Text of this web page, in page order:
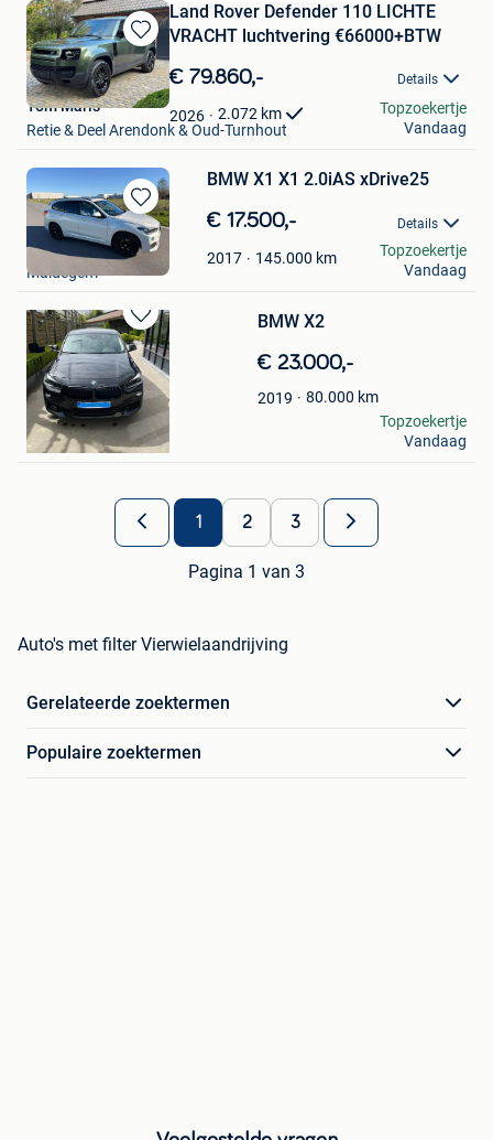
Bewaren
in
Mijn
Favorieten
Land Rover Defender 110 LICHTE
VRACHT luchtvering €66000+BTW
€ 79.860,- Details
2026 2.072 km
Tom Maris
Retie & Deel Arendonk & Oud-Turnhout
Topzoekertje
Vandaag
Bewaren
in
Mijn
Favorieten
BMW X1 X1 2.0iAS xDrive25
€ 17.500,- Details
2017 145.000 km
Michèle Bellon
Maldegem
Topzoekertje
Vandaag
Bewaren
in
Mijn
Favorieten
BMW X2
€ 23.000,-
2019 80.000 km
kris
Molenstede
Topzoekertje
Vandaag
1 2 3
Pagina 1 van 3
Auto's met filter Vierwielaandrijving
Gerelateerde zoektermen
Populaire zoektermen